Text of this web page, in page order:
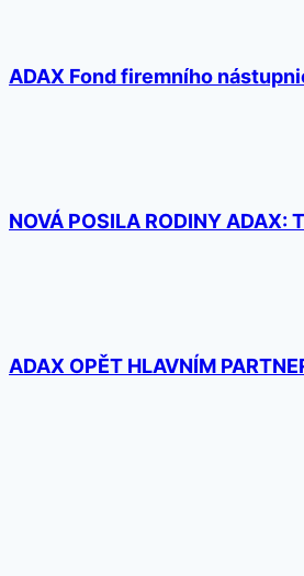
ADAX Fond firemního
NOVÁ POSILA RODINY ADAX:
ADAX OPĚT HLAVNÍM